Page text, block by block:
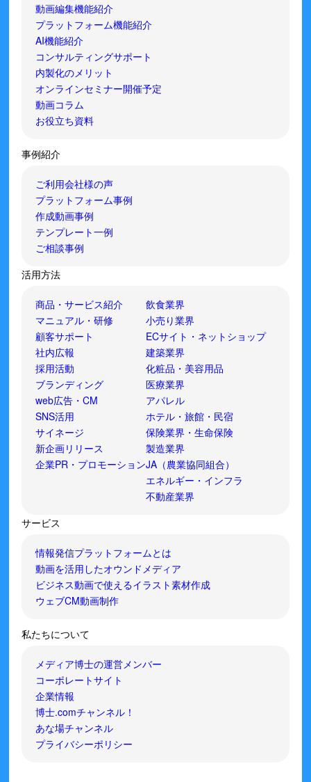
動画編集機能紹介
プラットフォーム機能紹介
AI機能紹介
コンサルティングサポート
内製化のメリット
オンラインセミナー開催予定
動画コラム
お役立ち資料
事例紹介
ご利用会社様の声
プラットフォーム事例
作成動画事例
テンプレート一例
ご相談事例
活用方法
商品・サービス紹介
マニュアル・研修
顧客サポート
社内広報
採用活動
ブランディング
web広告・CM
SNS活用
サイネージ
新企画リリース
企業PR・プロモーション
飲食業界
小売り業界
ECサイト・ネットショップ
建築業界
化粧品・美容用品
医療業界
アパレル
ホテル・旅館・民宿
保険業界・生命保険
製造業界
JA（農業協同組合）
エネルギー・インフラ
不動産業界
サービス
情報発信プラットフォームとは
動画を活用したオウンドメディア
ビジネス動画で使えるイラスト素材作成
ウェブCM動画制作
私たちについて
メディア博士の運営メンバー
コーポレートサイト
企業情報
博士.comチャンネル！
あな場チャンネル
プライバシーポリシー